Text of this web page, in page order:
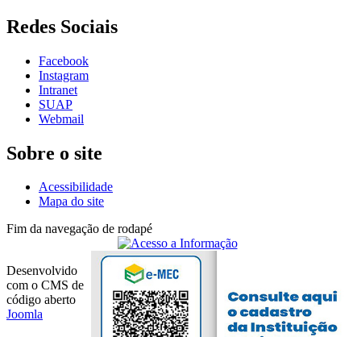
Redes Sociais
Facebook
Instagram
Intranet
SUAP
Webmail
Sobre o site
Acessibilidade
Mapa do site
Fim da navegação de rodapé
Desenvolvido
com o CMS de
código aberto
Joomla